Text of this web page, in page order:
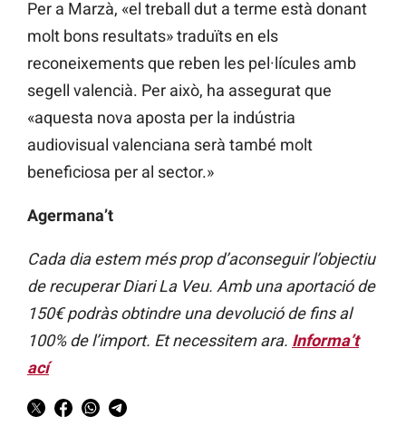
Per a Marzà, «el treball dut a terme està donant
molt bons resultats» traduïts en els
reconeixements que reben les pel·lícules amb
segell valencià. Per això, ha assegurat que
«aquesta nova aposta per la indústria
audiovisual valenciana serà també molt
beneficiosa per al sector.»
Agermana’t
Cada dia estem més prop d’aconseguir l’objectiu
de recuperar Diari La Veu. Amb una aportació de
150€ podràs obtindre una devolució de fins al
100% de l’import. Et necessitem ara. Informa’t
ací